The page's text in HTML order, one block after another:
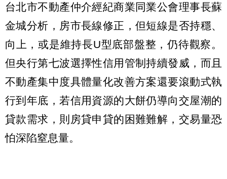
台北市不動產仲介經紀商業同業公會理事長蘇
金城分析，房市長線修正，但短線是否持穩、
向上，或是維持長U型底部盤整，仍待觀察。
但央行第七波選擇性信用管制持續發威，而且
不動產集中度具體量化改善方案還要滾動式執
行到年底，若信用資源的大餅仍導向交屋潮的
貸款需求，則房貸申貸的困難難解，交易量恐
怕深陷窒息量。